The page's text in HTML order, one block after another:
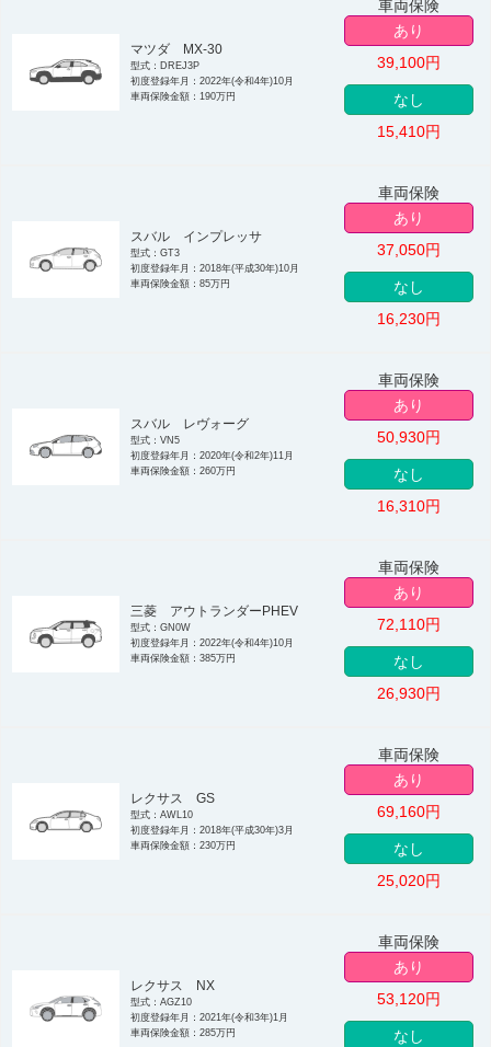
マツダ MX-30
型式：DREJ3P
初度登録年月：2022年(令和4年)10月
車両保険金額：190万円
車両保険
あり
39,100円
なし
15,410円
スバル インプレッサ
型式：GT3
初度登録年月：2018年(平成30年)10月
車両保険金額：85万円
車両保険
あり
37,050円
なし
16,230円
スバル レヴォーグ
型式：VN5
初度登録年月：2020年(令和2年)11月
車両保険金額：260万円
車両保険
あり
50,930円
なし
16,310円
三菱 アウトランダーPHEV
型式：GN0W
初度登録年月：2022年(令和4年)10月
車両保険金額：385万円
車両保険
あり
72,110円
なし
26,930円
レクサス GS
型式：AWL10
初度登録年月：2018年(平成30年)3月
車両保険金額：230万円
車両保険
あり
69,160円
なし
25,020円
レクサス NX
型式：AGZ10
初度登録年月：2021年(令和3年)1月
車両保険金額：285万円
車両保険
あり
53,120円
なし